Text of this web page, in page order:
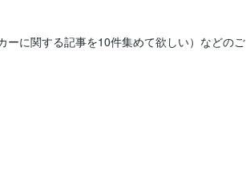
に関する記事を10件集めて欲しい）などのご